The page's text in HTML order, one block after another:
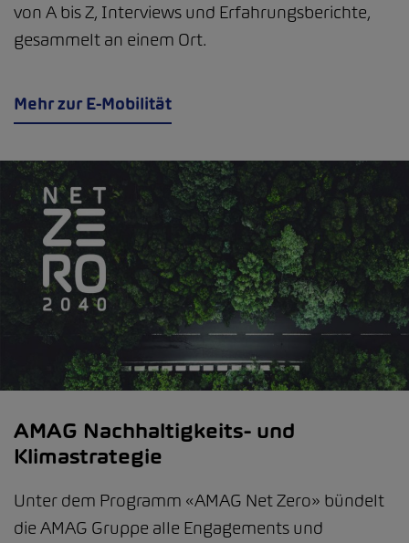
von A bis Z, Interviews und Erfahrungsberichte,
gesammelt an einem Ort.
Mehr zur E-Mobilität
AMAG Nachhaltigkeits- und
Klimastrategie
Unter dem Programm «AMAG Net Zero» bündelt
die AMAG Gruppe alle Engagements und